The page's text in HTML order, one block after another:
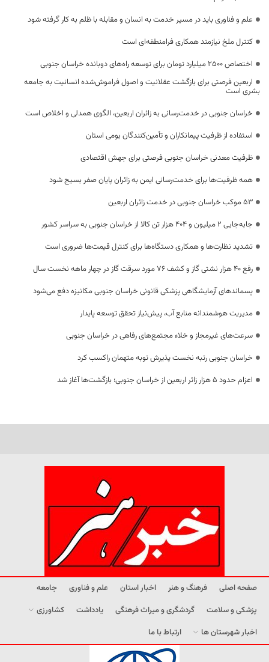
علم و فناوری باید در مسیر خدمت به انسان و مقابله با ظلم به کار گرفته شود
کنترل ملخ نیازمند همکاری فرامنطقه‌ای است
اختصاص 2500 میلیارد تومان برای توسعه راه‌های دوبانده خراسان جنوبی
اربعین فرصتی برای بازگشت عقلانیت و اصول فراموش‌شده انسانیت به جامعه
بشری است
خراسان جنوبی در خدمت‌رسانی به زائران اربعین، الگوی همدلی و اخلاص است
استفاده از ظرفیت پیمانکاران و تأمین‌کنندگان بومی استان
ظرفیت معدنی خراسان جنوبی فرصتی برای جهش اقتصادی
همه ظرفیت‌ها برای خدمت‌رسانی ایمن به زائران پایان صفر بسیج شود
53 موکب خراسان جنوبی در خدمت زائران اربعین
جابه‌جایی 2 میلیون و 404 هزار تن کالا از خراسان جنوبی به سراسر کشور
تشدید نظارت‌ها و همکاری دستگاه‌ها برای کنترل قیمت‌ها ضروری است
رفع 40 هزار نشتی گاز و کشف 76 مورد سرقت گاز در چهار ماهه نخست سال
پسماندهای آزمایشگاهی پزشکی قانونی خراسان جنوبی مکانیزه دفع می‌شود
مدیریت هوشمندانه منابع آب، پیش‌نیاز تحقق توسعه پایدار
سرعت‌های غیرمجاز و خلاء مجتمع‌های رفاهی در خراسان جنوبی
خراسان جنوبی رتبه نخست پذیرش توبه متهمان راکسب کرد
اعزام حدود 5 هزار زائر اربعین از خراسان جنوبی؛ بازگشت‌ها آغاز شد
صفحه اصلی فرهنگ و هنر اخبار استان علم و فناوری
جامعه
پزشکی و سلامت
گردشگری و میراث فرهنگی یادداشت
کشاورزی
اخبار شهرستان ها
ارتباط با ما